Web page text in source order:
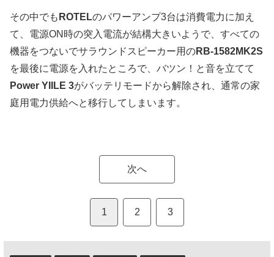
その中でも ROTELのパワーアンプ3台は消費電力に加え
て、電源ON時の突入電流が結構大きいようで、すべての
機器をつないでサラウンドスピーカー用のRB-1582MK2S
を最後に電源を入れたところで、バツン！と音を立てて
Power YIILE 3がバッテリモードから解除され、通常の家
庭用電力供給へと移行してしまいます。
次へ
1 2 3